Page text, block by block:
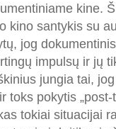
kine.
kino santykis su
jog
impulsų ir jų
jungia tai,
toks pokytis
tokiai situacijai